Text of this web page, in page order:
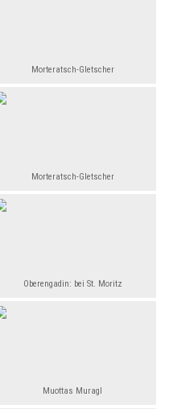
Morteratsch-Gletscher
Morteratsch-Gletscher
Oberengadin: bei St. Moritz
Muottas Muragl